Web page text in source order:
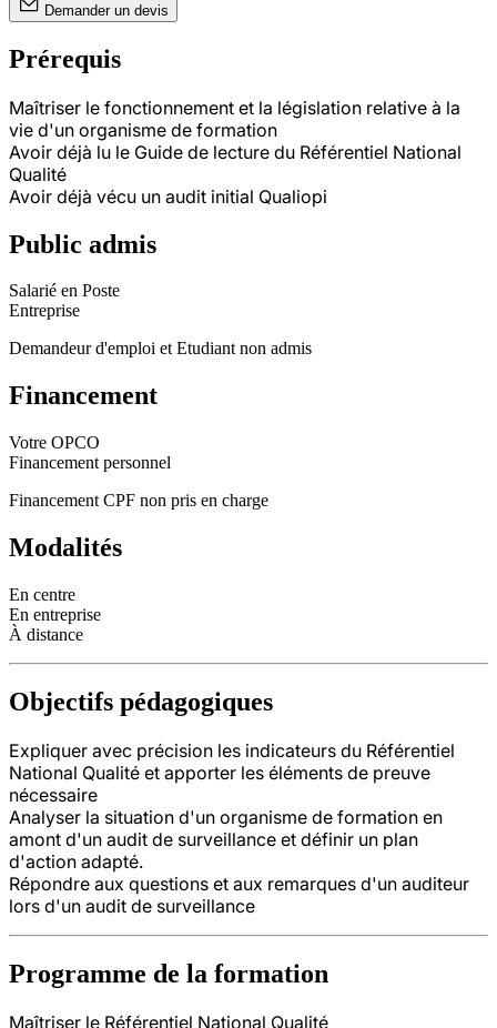
Demander un devis
Prérequis
Maîtriser le fonctionnement et la législation relative à la
vie d'un organisme de formation
Avoir déjà lu le Guide de lecture du Référentiel National
Qualité
Avoir déjà vécu un audit initial Qualiopi
Public admis
Salarié en Poste
Entreprise
Demandeur d'emploi et Etudiant non admis
Financement
Votre OPCO
Financement personnel
Financement CPF non pris en charge
Modalités
En centre
En entreprise
À distance
Objectifs pédagogiques
Expliquer avec précision les indicateurs du Référentiel
National Qualité et apporter les éléments de preuve
nécessaire
Analyser la situation d'un organisme de formation en
amont d'un audit de surveillance et définir un plan
d'action adapté.
Répondre aux questions et aux remarques d'un auditeur
lors d'un audit de surveillance
Programme de la formation
Maîtriser le Référentiel National Qualité